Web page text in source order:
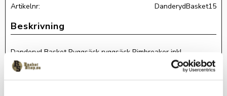
Artikelnr
DanderydBasket15
Danderyd Basket Ryggsäck ryggsäck Rimbreaker inkl
klubbmärke på locket och Namn fram-Löstagbart bollnät (som
kan förvaras i en av fickorna när man inte använder det). -Mer
info om ryggsäcken nedan Leveranstid: Ca 3 veckor för kläder